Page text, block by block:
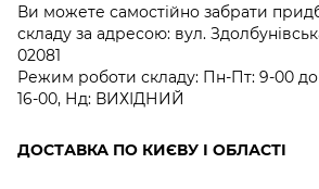
Ви можете самостійно забрати
складу за адресою: вул.
02081
Режим роботи складу: Пн-Пт: 9-00 до
16-00, Нд: ВИХІДНИЙ
ДОСТАВКА ПО КИЄВУ І ОБЛАСТІ